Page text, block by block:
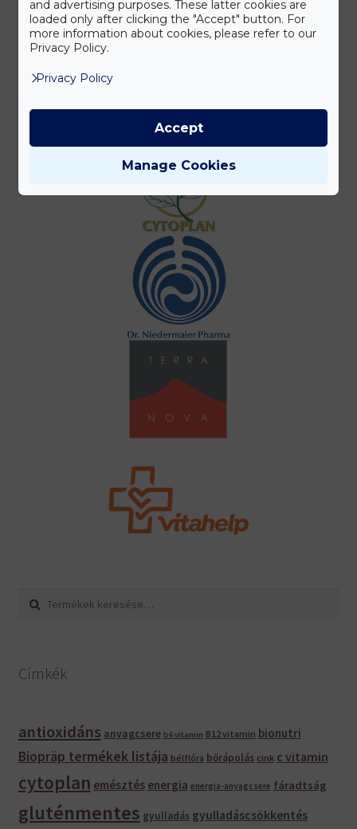
Keresés
Keresés
Címkék
antioxidáns anyagcsere b6 vitamin B12 vitamin bionutri
Biopräp termékek listája bélflóra bőrápolás cink c vitamin
cytoplan emésztés energia energia-anyagcsere fáradtság
gluténmentes gyulladás gyulladáscsökkentés
and advertising purposes. These latter cookies are
loaded only after clicking the "Accept" button. For
more information about cookies, please refer to our
Privacy Policy.
Privacy Policy
Manage Cookies
Accept